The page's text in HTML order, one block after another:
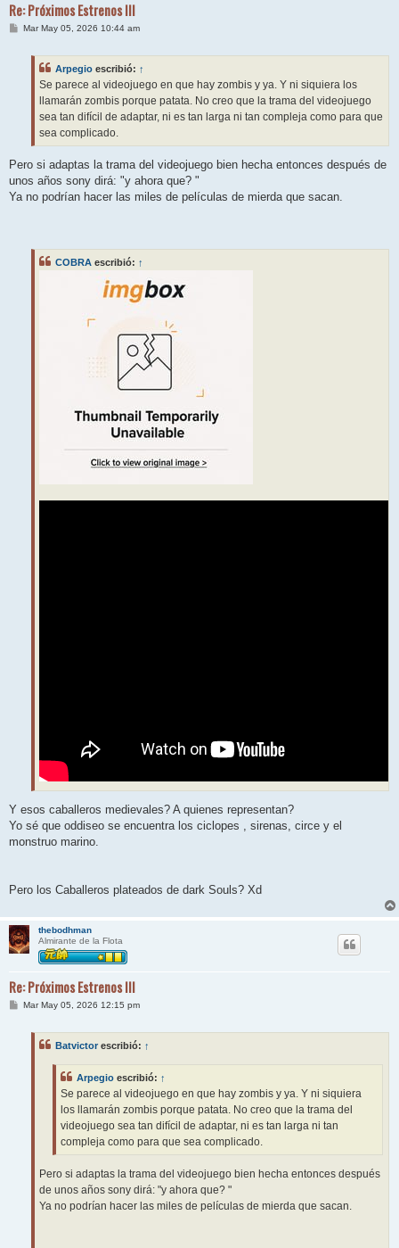
Re: Próximos Estrenos III
MMar May 05, 2026 10:44 am
Arpegio escribió: ↑
Se parece al videojuego en que hay zombis y ya. Y ni siquiera los
llamarán zombis porque patata. No creo que la trama del videojuego
sea tan difícil de adaptar, ni es tan larga ni tan compleja como para que
sea complicado.
Pero si adaptas la trama del videojuego bien hecha entonces después de
unos años sony dirá: "y ahora que? "
Ya no podrían hacer las miles de películas de mierda que sacan.
COBRA escribió: ↑
Y esos caballeros medievales? A quienes representan?
Yo sé que oddiseo se encuentra los ciclopes , sirenas, circe y el
monstruo marino.
Pero los Caballeros plateados de dark Souls? Xd
thebodhman
Almirante de la Flota
Re: Próximos Estrenos III
MMar May 05, 2026 12:15 pm
Batvictor escribió: ↑
Arpegio escribió: ↑
Se parece al videojuego en que hay zombis y ya. Y ni siquiera
los llamarán zombis porque patata. No creo que la trama del
videojuego sea tan difícil de adaptar, ni es tan larga ni tan
compleja como para que sea complicado.
Pero si adaptas la trama del videojuego bien hecha entonces después
de unos años sony dirá: "y ahora que? "
Ya no podrían hacer las miles de películas de mierda que sacan.